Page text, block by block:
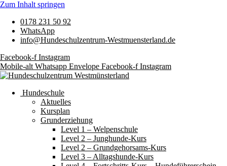
Zum Inhalt springen
0178 231 50 92
WhatsApp
info@Hundeschulzentrum-Westmuensterland.de
Facebook-f Instagram
Mobile-alt Whatsapp Envelope Facebook-f Instagram
Hundeschule
Aktuelles
Kursplan
Grunderziehung
Level 1 – Welpenschule
Level 2 – Junghunde-Kurs
Level 2 – Grundgehorsams-Kurs
Level 3 – Alltagshunde-Kurs